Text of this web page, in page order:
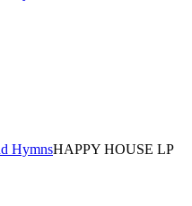
HymnsHAPPY HOUSE LP